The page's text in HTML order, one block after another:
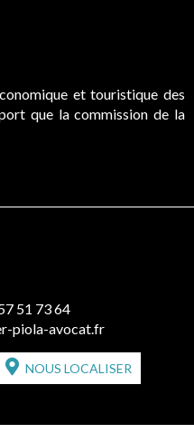
des redevances revalorisées,
cabanes de plage sont
redevance
les règ...
51 73 64
piola-avocat.fr
NOUS LOCALISER